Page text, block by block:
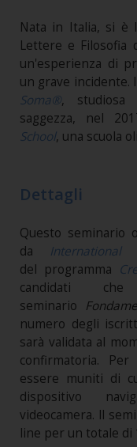
Nata in Italia, si è
Lettere e Filosofia
un'esperienza di
un grave incidente.
Soma®, studiosa
saggezza, nel
School, una scuola
Dettagli
Questo seminario
da
International
del programma
candidati
seminario
numero degli
sarà validata al
confirmatoria.
essere muniti di
dispositivo
videocamera. ll
line per un totale di